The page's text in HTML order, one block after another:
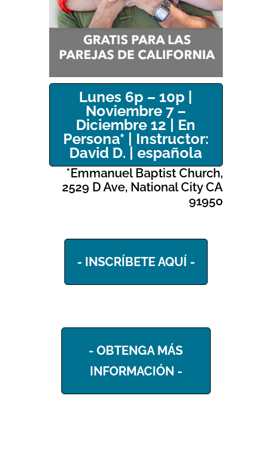
Lunes 6p – 10p |
Noviembre 7 –
Diciembre 12 | En
Persona* | Instructor:
David D. | española
*Emmanuel Baptist Church,
2529 D Ave, National City CA
91950
- INSCRÍBETE AQUÍ -
- OBTENGA MÁS
INFORMACIÓN -